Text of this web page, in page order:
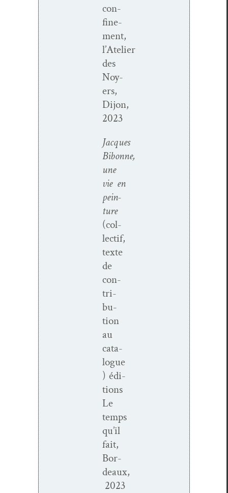
con­
fine­
ment,
l’Atelier
des
Noy­
ers,
Dijon,
2023
Jacques
Bibonne,
une
vie en
pein­
ture
(col­
lec­tif,
texte
de
con­
tri­
bu­
tion
au
cat­a­
logue
) édi­
tions
Le
temps
qu’il
fait,
Bor­
deaux,
2023